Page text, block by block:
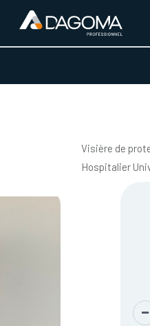
Visière de
Hospitalier